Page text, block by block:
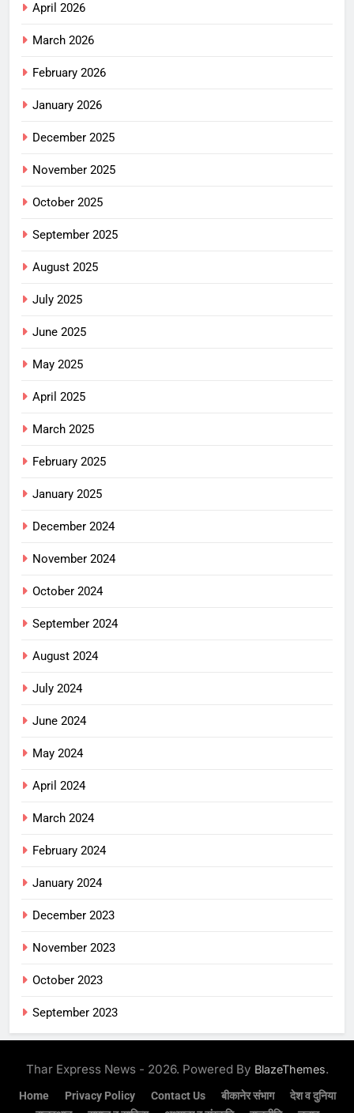
April 2026
March 2026
February 2026
January 2026
December 2025
November 2025
October 2025
September 2025
August 2025
July 2025
June 2025
May 2025
April 2025
March 2025
February 2025
January 2025
December 2024
November 2024
October 2024
September 2024
August 2024
July 2024
June 2024
May 2024
April 2024
March 2024
February 2024
January 2024
December 2023
November 2023
October 2023
September 2023
Thar Express News - 2026. Powered By BlazeThemes.
Home Privacy Policy Contact Us बीकानेर संभाग
देश व दुनिया